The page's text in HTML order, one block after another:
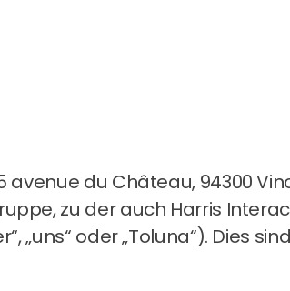
du Château, 94300
zu der auch Harris
„uns“ oder „Toluna“). Dies